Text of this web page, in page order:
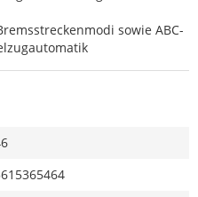
sowie ABC-